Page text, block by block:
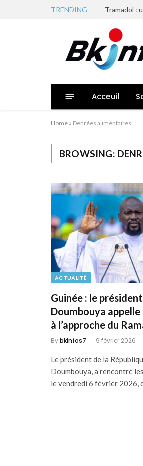
TRENDING Tramadol :
Acceuil
Home » Denrées alimentaires
BROWSING:
ACTUALITÉ
Guinée : le
Doumbouya appelle
à l’approche du
Bybkinfos7 9 février 2026
Le président de la
Doumbouya, a rencontré
le vendredi 6 février 2026,